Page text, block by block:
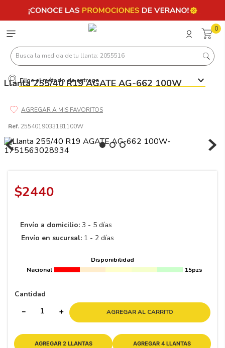
0
Busca la medida de tu llanta: 2055516
Elige el método de entrega
Llanta 255/40 R19 AGATE AG-662 100W
Ref. 2554019033181100W
$2440
Envío a domicilio: 3 - 5 días
Envío en sucursal: 1 - 2 días
Disponibilidad
Nacional
15pzs
Cantidad
＋
－ AGREGAR AL CARRITO
AGREGAR 2 LLANTAS AGREGAR 4 LLANTAS
Términos más buscados
3 225
9
10.
265